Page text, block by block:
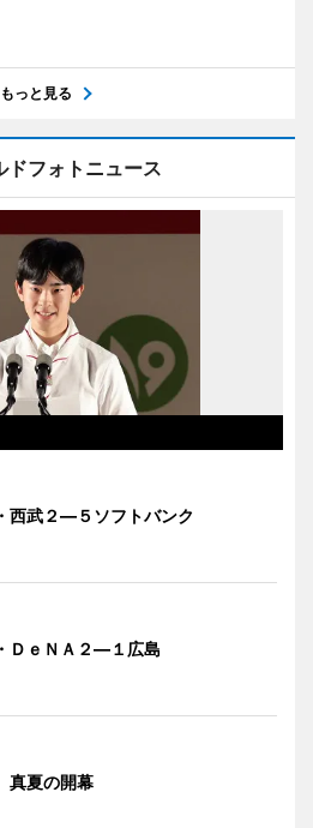
もっと見る
ドフォトニュース
西武２―５ソフトバンク
ＤｅＮＡ２―１広島
真夏の開幕